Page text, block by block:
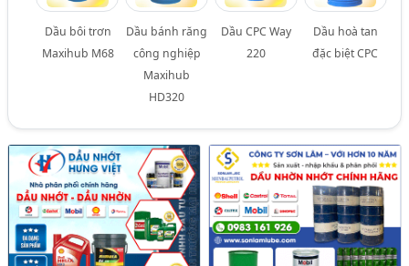
Dầu bôi trơn
Maxihub M68
Dầu bánh răng
công nghiệp
Maxihub
HD320
Dầu CPC Way
220
Dầu hoà tan
đặc biệt CPC